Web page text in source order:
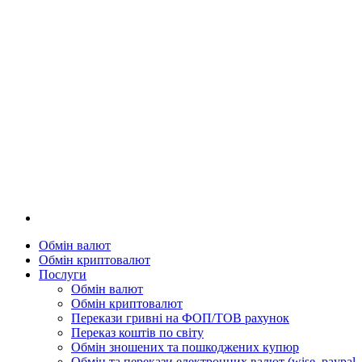
Обмін валют
Обмін криптовалют
Послуги
Обмін валют
Обмін криптовалют
Перекази гривні на ФОП/ТОВ рахунок
Переказ коштів по світу
Обмін зношених та пошкоджених купюр